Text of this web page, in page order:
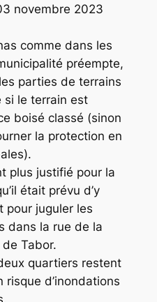
novembre 2023
comme dans les
préempte,
parties de terrains
si le terrain est
boisé classé (sinon
la protection en
plus justifié pour la
était prévu d’y
pour juguler les
dans la rue de la
Tabor.
quartiers restent
risque d’inondations